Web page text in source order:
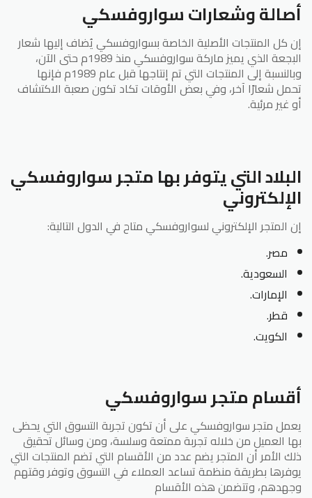
أصالة وشعارات سواروفسكي
إن كل المنتجات الأصلية الخاصة بسواروفسكي يُضاف إليها شعار
البجعة الذي يميز ماركة سواروفسكي منذ 1989م حتى الآن،
وبالنسبة إلى المنتجات التي تم إنتاجها قبل عام 1989م فإنها
تحمل شعارًا آخر، وفي بعض الأوقات تكاد تكون صعبة الاكتشاف
أو غير مرئية.
البلاد التي يتوفر بها متجر سواروفسكي
الإلكتروني
إن المتجر الإلكتروني لسواروفسكي متاح في الدول التالية:
مصر.
السعودية.
الإمارات.
قطر.
الكويت.
أقسام متجر سواروفسكي
يعمل متجر سواروفسكي على أن تكون تجربة التسوق التي يحظى
بها العميل من خلاله تجربة ممتعة وسلسة، ومن وسائل تحقيق
ذلك الأمر أن المتجر يضم عدد من الأقسام التي تضم المنتجات التي
يوفرها بطريقة منظمة تساعد العملاء في التسوق وتوفر وقتهم
وجهدهم، وتتضمن هذه الأقسام